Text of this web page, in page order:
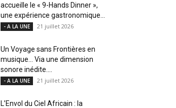
accueille le « 9-Hands Dinner »,
une expérience gastronomique...
- A LA UNE 21 juillet 2026
Un Voyage sans Frontières en
musique… Via une dimension
sonore inédite....
- A LA UNE 21 juillet 2026
L’Envol du Ciel Africain : la